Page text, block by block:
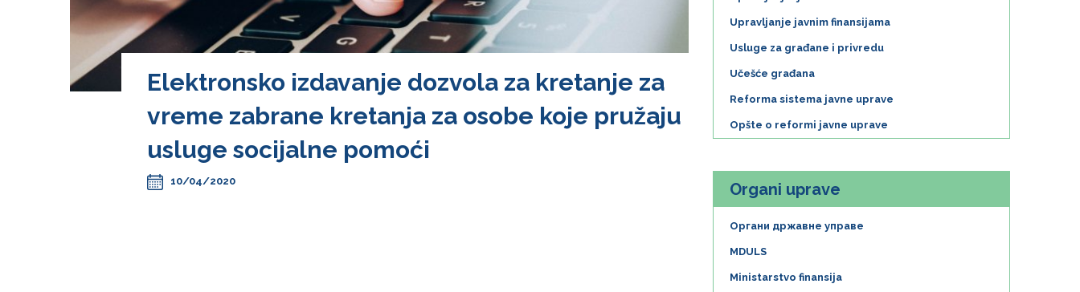
Elektronsko izdavanje dozvola za kretanje za
vreme zabrane kretanja za osobe koje pružaju
usluge socijalne pomoći
10/04/2020
Upravljanje javnim finansijama
Usluge za građane i privredu
Učešće građana
Reforma sistema javne uprave
Opšte o reformi javne uprave
Organi uprave
Органи државне управе
MDULS
Ministarstvo finansija